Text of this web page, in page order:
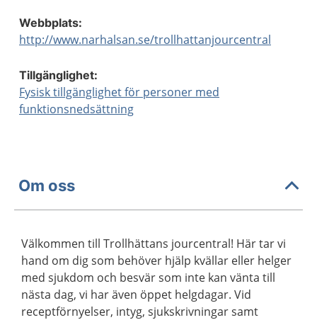
Webbplats:
http://www.narhalsan.se/trollhattanjourcentral
Tillgänglighet:
Fysisk tillgänglighet för personer med
funktionsnedsättning
Om oss
Välkommen till Trollhättans jourcentral! Här tar vi
hand om dig som behöver hjälp kvällar eller helger
med sjukdom och besvär som inte kan vänta till
nästa dag, vi har även öppet helgdagar. Vid
receptförnyelser, intyg, sjukskrivningar samt